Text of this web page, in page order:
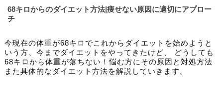
68キロからのダイエット方法|痩せない原因に適切にアプロー
チ
今現在の体重が68キロでこれからダイエットを始めようと
いう方、今までダイエットをやってきたけど、 どうしても
68キロから体重が落ちない！悩む方にその原因と対処方法
また具体的なダイエット方法を解説していきます。